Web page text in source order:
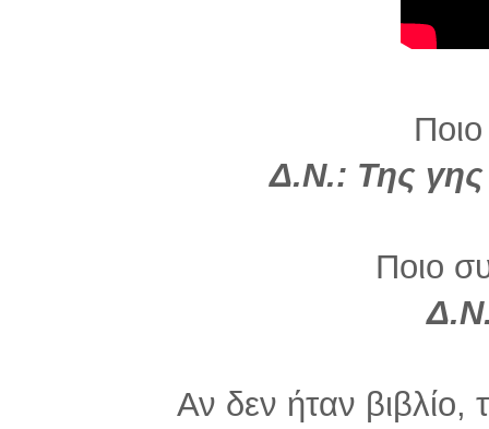
Δ.Ν.: Της γης
Ποιο
Αν δεν ήταν βιβλίο,